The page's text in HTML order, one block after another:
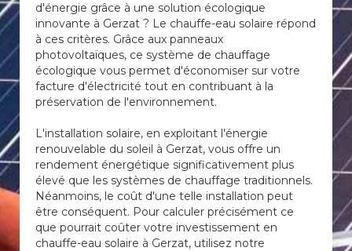
d'énergie grâce à une solution écologique
innovante à Gerzat ? Le chauffe-eau solaire répond
à ces critères. Grâce aux panneaux
photovoltaïques, ce système de chauffage
écologique vous permet d'économiser sur votre
facture d'électricité tout en contribuant à la
préservation de l'environnement.
L'installation solaire, en exploitant l'énergie
renouvelable du soleil à Gerzat, vous offre un
rendement énergétique significativement plus
élevé que les systèmes de chauffage traditionnels.
Néanmoins, le coût d'une telle installation peut
être conséquent. Pour calculer précisément ce
que pourrait coûter votre investissement en
chauffe-eau solaire à Gerzat, utilisez notre